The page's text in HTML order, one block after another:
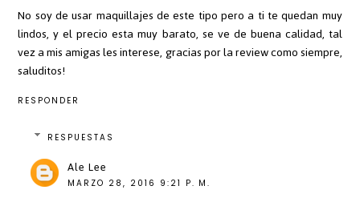
No soy de usar maquillajes de este tipo pero a ti te quedan muy
lindos, y el precio esta muy barato, se ve de buena calidad, tal
vez a mis amigas les interese, gracias por la review como siempre,
saluditos!
RESPONDER
RESPUESTAS
Ale Lee
MARZO 28, 2016 9:21 P. M.